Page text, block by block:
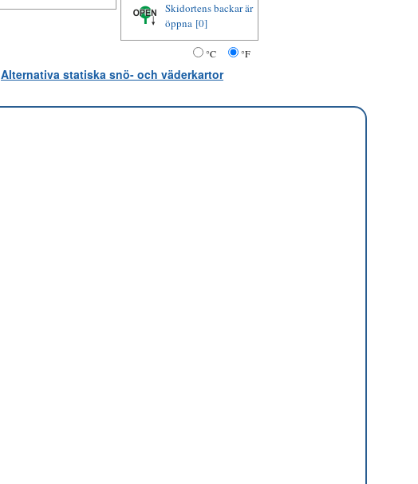
Skidortens backar är
öppna [0]
°C °F
Alternativa statiska snö- och väderkartor